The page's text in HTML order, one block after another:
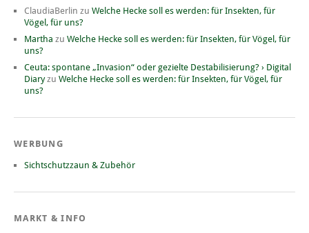
ClaudiaBerlin zu Welche Hecke soll es werden: für Insekten, für
Vögel, für uns?
Martha zu Welche Hecke soll es werden: für Insekten, für Vögel, für
uns?
Ceuta: spontane „Invasion“ oder gezielte Destabilisierung? › Digital
Diaryzu Welche Hecke soll es werden: für Insekten, für Vögel, für
uns?
WERBUNG
Sichtschutzzaun & Zubehör
MARKT & INFO